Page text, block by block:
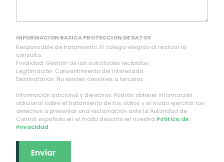
INFORMACION BASICA PROTECCION DE DATOS
Responsable de tratamiento: El colegio elegido al realizar la
consulta.
Finalidad: Gestión de las solicitudes recibidas.
Legitimación: Consentimiento del interesado.
Destinatarios: No existen cesiones a terceros.
Información adicional y derechos: Podrás obtener información
adicional sobre el tratamiento de tus datos y el modo ejercitar tus
derechos o presentar una reclamación ante la Autoridad de
Control española en el modo descrito en nuestra Política de
Privacidad.